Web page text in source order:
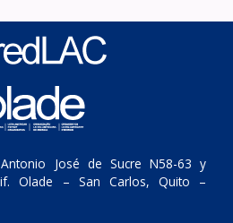
José de Sucre N58-63 y
Olade – San Carlos, Quito –